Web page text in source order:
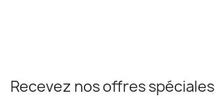
Recevez nos offres spéciales